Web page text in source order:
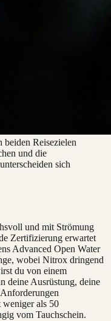
beiden Reisezielen
und die
sich
und mit Strömung
Zertifizierung erwartet
Advanced Open Water
wobei Nitrox dringend
du von einem
deine Ausrüstung, deine
weniger als 50
vom Tauchschein.